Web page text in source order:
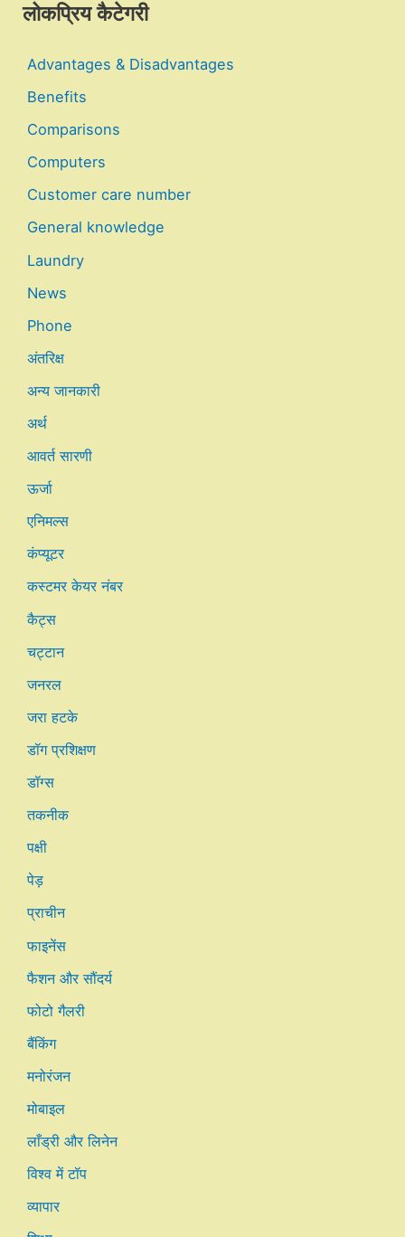
लोकप्रिय कैटेगरी
Advantages & Disadvantages
Benefits
Comparisons
Computers
Customer care number
General knowledge
Laundry
News
Phone
अंतरिक्ष
अन्य जानकारी
अर्थ
आवर्त सारणी
ऊर्जा
एनिमल्स
कंप्यूटर
कस्टमर केयर नंबर
कैट्स
चट्टान
जनरल
जरा हटके
डॉग प्रशिक्षण
डॉग्स
तकनीक
पक्षी
पेड़
प्राचीन
फाइनेंस
फैशन और सौंदर्य
फोटो गैलरी
बैंकिंग
मनोरंजन
मोबाइल
लाँड्री और लिनेन
विश्व में टॉप
व्यापार